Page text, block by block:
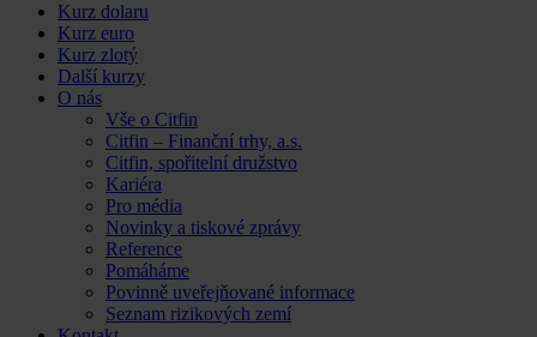
Kurz dolaru
Kurz euro
Kurz zlotý
Další kurzy
O nás
Vše o Citfin
Citfin – Finanční trhy, a.s.
Citfin, spořitelní družstvo
Kariéra
Pro média
Novinky a tiskové zprávy
Reference
Pomáháme
Povinně uveřejňované informace
Seznam rizikových zemí